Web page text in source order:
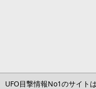
UFO目撃情報No1のサイト